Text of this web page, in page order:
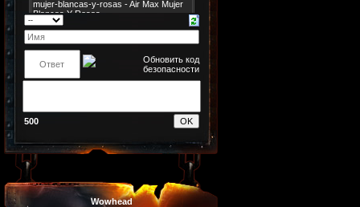
500
Wowhead